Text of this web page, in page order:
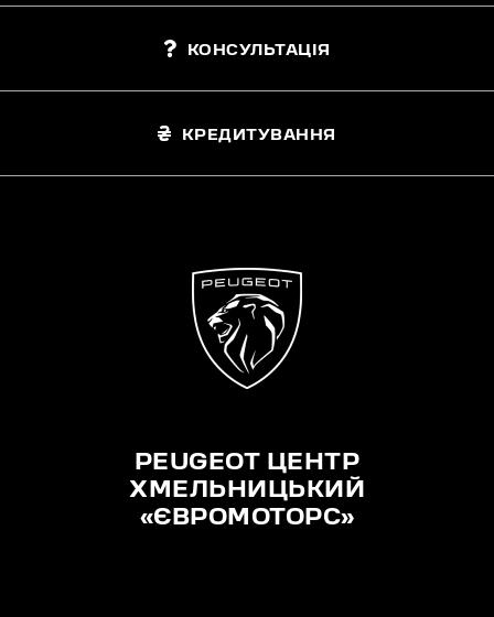
КОНСУЛЬТАЦІЯ
КРЕДИТУВАННЯ
PEUGEOT ЦЕНТР
ХМЕЛЬНИЦЬКИЙ
«ЄВРОМОТОРС»